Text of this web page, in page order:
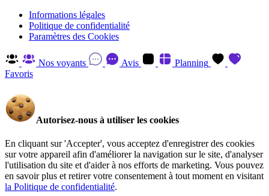
Informations légales
Politique de confidentialité
Paramètres des Cookies
Nos voyants Avis
Planning
Favoris
Autorisez-nous à utiliser les cookies
En cliquant sur 'Accepter', vous acceptez d'enregistrer des cookies
sur votre appareil afin d'améliorer la navigation sur le site, d'analyser
l'utilisation du site et d'aider à nos efforts de marketing. Vous pouvez
en savoir plus et retirer votre consentement à tout moment en visitant
la Politique de confidentialité.